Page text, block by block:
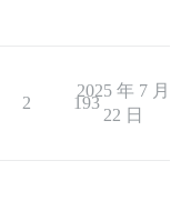
2 193
2025 年 7 月
22 日